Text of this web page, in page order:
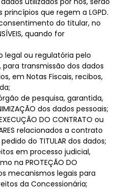
que regem a LGPD.
do titular, no
quando for
ou regulatória pelo
para transmissão dos dados
em Notas Fiscais, recibos,
de pesquisa, garantida,
dos dados pessoais;
DO CONTRATO ou
relacionados a contrato
do TITULAR dos dados;
em processo judicial,
na PROTEÇÃO DO
mecanismos legais para
da Concessionária;